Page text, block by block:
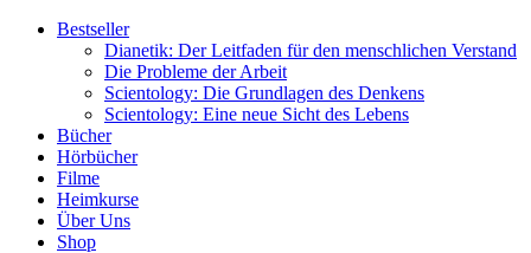
Bestseller
Dianetik: Der Leitfaden für den menschlichen Verstand
Die Probleme der Arbeit
Scientology: Die Grundlagen des Denkens
Scientology: Eine neue Sicht des Lebens
Bücher
Hörbücher
Filme
Heimkurse
Über Uns
Shop